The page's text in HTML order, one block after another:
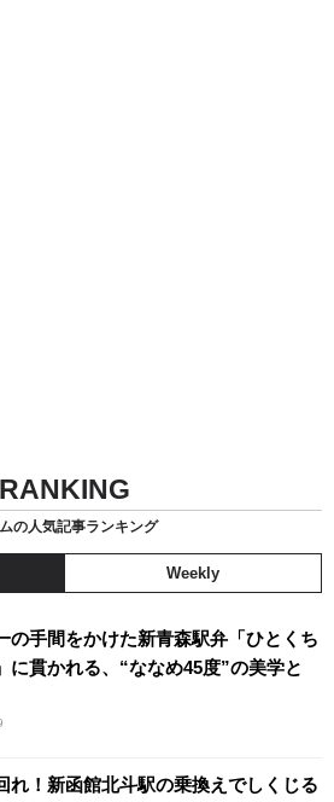
RANKING
の人気記事ランキング
Weekly
の手間をかけた新青森駅弁「ひとくち
に貫かれる、“ななめ45度”の美学と
れ！新函館北斗駅の乗換えでしくじる